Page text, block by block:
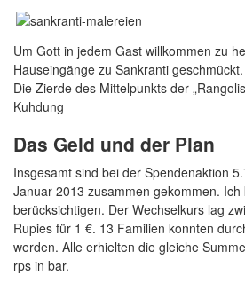
Um Gott in jedem Gast willkommen zu
Hauseingänge zu Sankranti geschmückt.
Die Zierde des Mittelpunkts der
Kuhdung
Das Geld und der Plan
Insgesamt sind bei der Spendenaktion
Januar 2013 zusammen gekommen. Ich
berücksichtigen. Der Wechselkurs lag
Rupies für 1 €. 13 Familien konnten
werden. Alle erhielten die gleiche
rps in bar.